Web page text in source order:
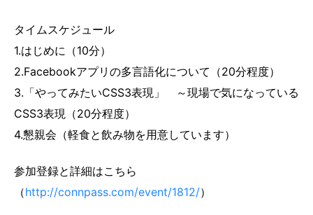
タイムスケジュール
1.はじめに（10分）
2.Facebookアプリの多言語化について（20分程度）
3.「やってみたいCSS3表現」 ～現場で気になっている
CSS3表現（20分程度）
4.懇親会（軽食と飲み物を用意しています）
参加登録と詳細はこちら
（http://connpass.com/event/1812/）